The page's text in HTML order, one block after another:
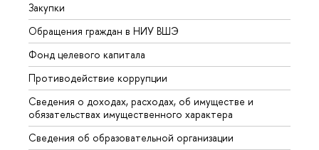
Закупки
Обращения граждан в НИУ ВШЭ
Фонд целевого капитала
Противодействие коррупции
Сведения о доходах, расходах, об имуществе и
обязательствах имущественного характера
Сведения об образовательной организации